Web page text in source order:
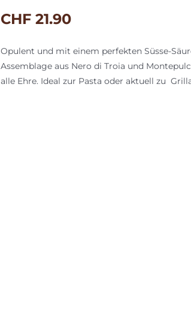
CHF 21.90
Opulent und mit einem perfekten Süsse-
Assemblage aus Nero di Troia und
alle Ehre. Ideal zur Pasta oder aktuell zu